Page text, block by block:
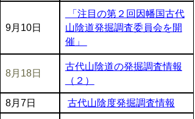
9月10日
「注目の第２回因幡国古代
山陰道発掘調査委員会を開
催」
8月18日
古代山陰道の発掘調査情報
（２）
8月7日 古代山陰度発掘調査情報